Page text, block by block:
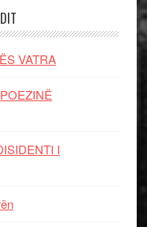
VATRA
I